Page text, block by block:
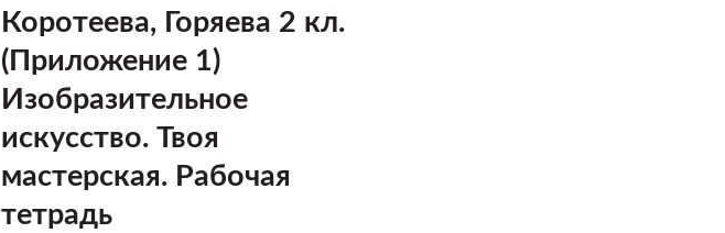
Коротеева, Горяева 2 кл.
(Приложение 1)
Изобразительное
искусство. Твоя
мастерская. Рабочая
тетрадь